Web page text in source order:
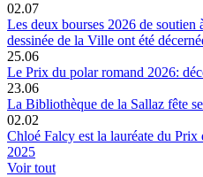
02.07
Les deux bourses 2026 de soutien
dessinée de la Ville ont été
25.06
Le Prix du polar romand 2026:
23.06
La Bibliothèque de la Sallaz fête
02.02
Chloé Falcy est la lauréate du
2025
Voir tout